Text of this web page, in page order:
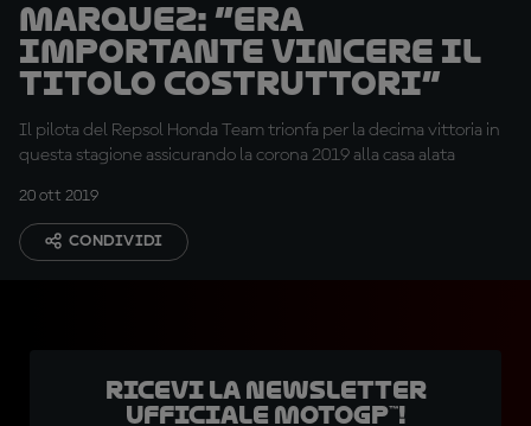
Marquez: “Era
importante vincere il
titolo costruttori”
Il pilota del Repsol Honda Team trionfa per la decima vittoria in
questa stagione assicurando la corona 2019 alla casa alata
20 ott 2019
CONDIVIDI
Ricevi la newsletter
ufficiale MotoGP™!